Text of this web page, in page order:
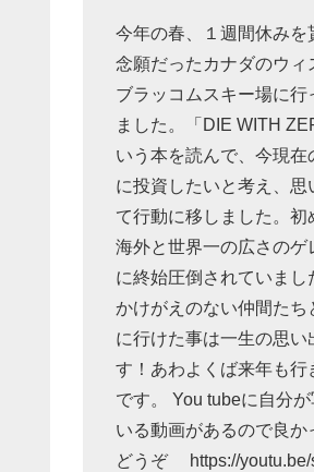
今年の春、１週間休みを
念願だったカナダのウィ
ブラッコムスキー場に行
ました。「DIE WITH
いう本を読んで、今現在
に投資したいと考え、思
て行動に移しました。初
海外と世界一の広さのゲ
に終始圧倒されていまし
かけがえのない仲間たち
に行けた事は一生の思い
す！あわよくば来年も行
です。 You tubeに自分が
いる動画があるので良か
どうぞ https://youtu.be/